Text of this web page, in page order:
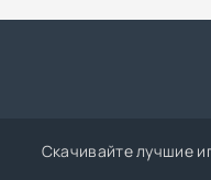
Скачивайте лучшие